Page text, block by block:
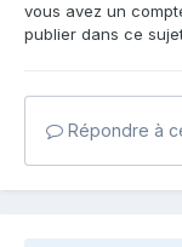
vous avez un
publier dans ce
Répondre à